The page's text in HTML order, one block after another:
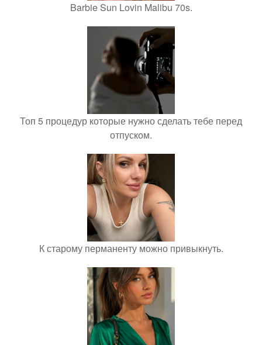
Barbie Sun Lovin Malibu 70s.
Топ 5 процедур которые нужно сделать тебе перед
отпуском.
К старому перманенту можно привыкнуть.